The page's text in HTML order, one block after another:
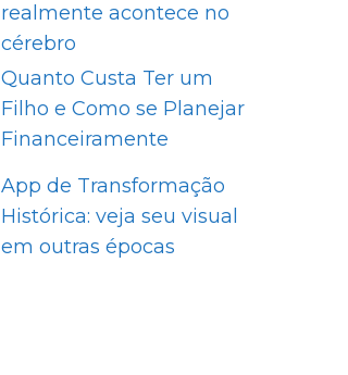
realmente acontece no
cérebro
Quanto Custa Ter um
Filho e Como se Planejar
Financeiramente
App de Transformação
Histórica: veja seu visual
em outras épocas